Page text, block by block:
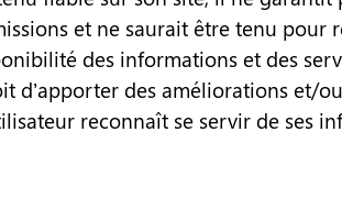
et ne saurait être tenu pour
des informations et des
d’apporter des améliorations et/
reconnaît se servir de ses